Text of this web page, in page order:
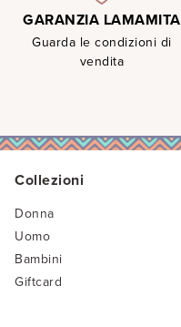
GARANZIA LAMAMITA
Guarda le condizioni di
vendita
Collezioni
Donna
Uomo
Bambini
Giftcard